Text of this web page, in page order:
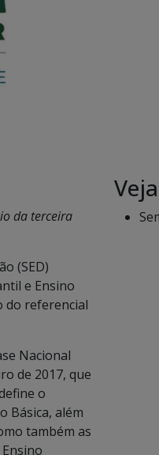
da terceira
(SED)
e Ensino
do referencial
Nacional
de 2017, que
o
Básica, além
também as